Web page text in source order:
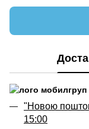
"Новою
15:00